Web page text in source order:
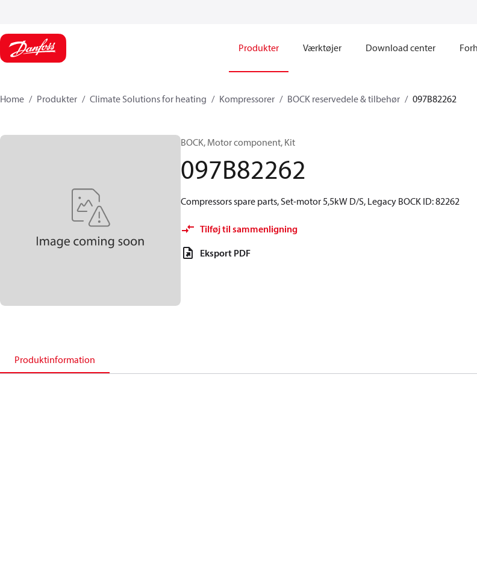
Produkter Værktøjer Download center
Home Produkter Climate Solutions for heating Kompressorer BOCK reservedele & tilbehør 097B82262
BOCK, Motor component, Kit
097B82262
Compressors spare parts, Set-motor 5,5kW D/S, Legacy BOCK ID: 82262
Tilføj til sammenligning
Eksport PDF
Produktinformation